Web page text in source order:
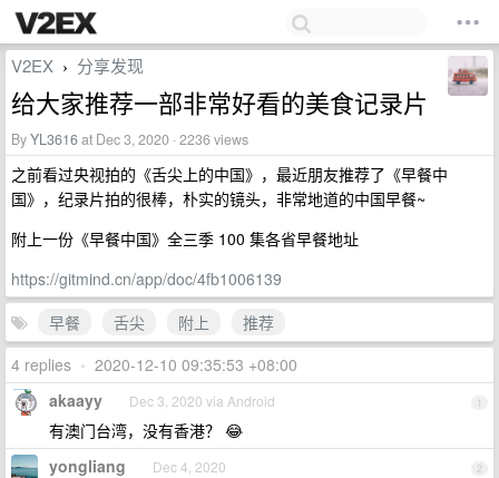
V2EX › 分享发现
给大家推荐一部非常好看的美食记录片
ByYL3616at Dec 3, 2020 · 2236 views
之前看过央视拍的《舌尖上的中国》，最近朋友推荐了《早餐中
国》，纪录片拍的很棒，朴实的镜头，非常地道的中国早餐~
附上一份《早餐中国》全三季 100 集各省早餐地址
https://gitmind.cn/app/doc/4fb1006139
早餐
舌尖 附上
推荐
4 replies • 2020-12-10 09:35:53 +08:00
1
akaayy Dec 3, 2020 via Android
有澳门台湾，没有香港？ 😂
2
yongliang Dec 4, 2020